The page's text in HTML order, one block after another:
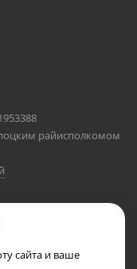
райисполкомом
сайта и ваше